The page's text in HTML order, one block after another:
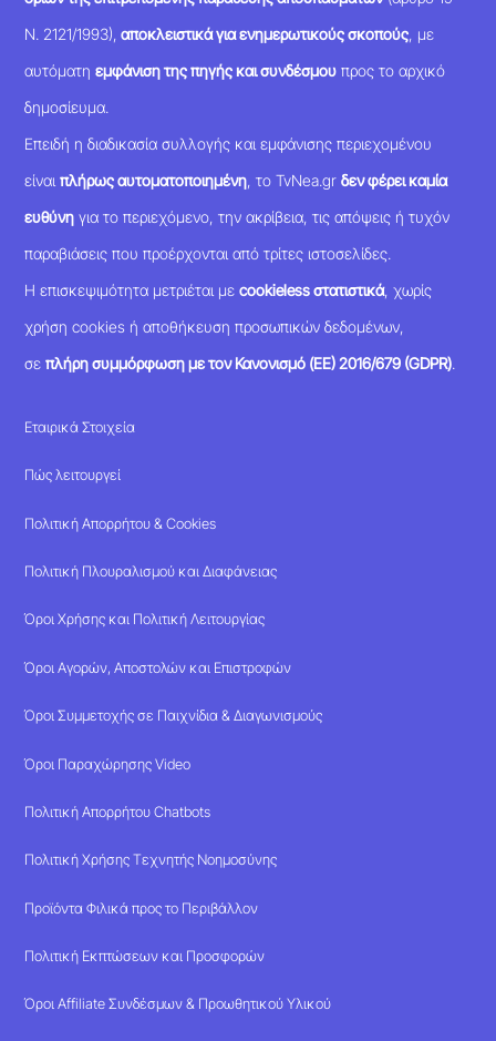
Ν. 2121/1993), αποκλειστικά για ενημερωτικούς σκοπούς , με
αυτόματηεμφάνιση της πηγής και συνδέσμου προς το αρχικό
δημοσίευμα.
Επειδή η διαδικασία συλλογής και εμφάνισης περιεχομένου
είναιπλήρως αυτοματοποιημένη , το TvNea.grδεν φέρει καμία
ευθύνη για το περιεχόμενο, την ακρίβεια, τις απόψεις ή τυχόν
παραβιάσεις που προέρχονται από τρίτες ιστοσελίδες.
Η επισκεψιμότητα μετριέται μεcookieless στατιστικά, χωρίς
χρήση cookies ή αποθήκευση προσωπικών δεδομένων,
σεπλήρη συμμόρφωση με τον Κανονισμό (ΕΕ) 2016/679 (GDPR).
Εταιρικά Στοιχεία
Πώς λειτουργεί
Πολιτική Απορρήτου & Cookies
Πολιτική Πλουραλισμού και Διαφάνειας
Όροι Χρήσης και Πολιτική Λειτουργίας
Όροι Αγορών, Αποστολών και Επιστροφών
Όροι Συμμετοχής σε Παιχνίδια & Διαγωνισμούς
Όροι Παραχώρησης Video
Πολιτική Απορρήτου Chatbots
Πολιτική Χρήσης Τεχνητής Νοημοσύνης
Προϊόντα Φιλικά προς το Περιβάλλον
Πολιτική Εκπτώσεων και Προσφορών
Όροι Affiliate Συνδέσμων & Προωθητικού Υλικού